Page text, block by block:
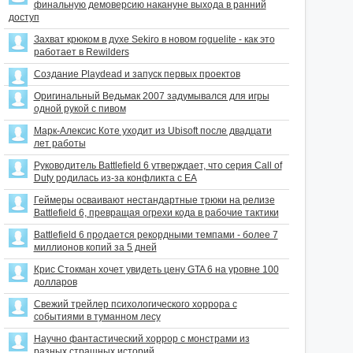
финальную демоверсию накануне выхода в ранний
доступ
Захват крюком в духе Sekiro в новом roguelite - как это
работает в Rewilders
Создание Playdead и запуск первых проектов
Оригинальный Ведьмак 2007 задумывался для игры
одной рукой с пивом
Марк-Алексис Коте уходит из Ubisoft после двадцати
лет работы
Руководитель Battlefield 6 утверждает, что серия Call of
Duty родилась из-за конфликта с EA
Геймеры осваивают нестандартные трюки на релизе
Battlefield 6, превращая огрехи кода в рабочие тактики
Battlefield 6 продается рекордными темпами - более 7
миллионов копий за 5 дней
Крис Стокман хочет увидеть цену GTA 6 на уровне 100
долларов
Свежий трейлер психологического хоррора с
событиями в туманном лесу
Научно фантастический хоррор с монстрами из